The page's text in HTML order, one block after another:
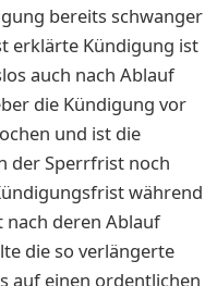
bereits schwanger
erklärte Kündigung ist
auch nach Ablauf
die Kündigung vor
und ist die
der Sperrfrist noch
während
deren Ablauf
die so verlängerte
auf einen ordentlichen